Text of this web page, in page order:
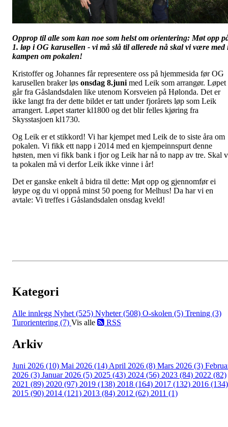
Opprop til alle som kan noe som helst om orientering: Møt opp
1. løp i OG karusellen - vi må slå til allerede nå skal vi være med
kampen om pokalen!
Kristoffer og Johannes får representere oss på hjemmesida før OG
karusellen braker løs onsdag 8.juni med Leik som arrangør. Løpet
går fra Gåslandsdalen like utenom Korsveien på Hølonda. Det er
ikke langt fra der dette bildet er tatt under fjorårets løp som Leik
arrangert. Løpet starter kl1800 og det blir felles kjøring fra
Skysstasjoen kl1730.
Og Leik er et stikkord! Vi har kjempet med Leik de to siste åra om
pokalen. Vi fikk ett napp i 2014 med en kjempeinnspurt denne
høsten, men vi fikk bank i fjor og Leik har nå to napp av tre. Skal
ta pokalen må vi derfor Leik ikke vinne i år!
Det er ganske enkelt å bidra til dette: Møt opp og gjennomfør ei
løype og du vi oppnå minst 50 poeng for Melhus! Da har vi en
avtale: Vi treffes i Gåslandsdalen onsdag kveld!
Kategori
Alle innlegg Nyhet (525) Nyheter (508) O-skolen (5) Trening (3)
Turorientering (7) Vis alle RSS
Arkiv
Juni 2026 (10) Mai 2026 (14) April 2026 (8) Mars 2026 (3)
2026 (3) Januar 2026 (5) 2025 (43) 2024 (56) 2023 (84) 2022 (82)
2021 (89) 2020 (97) 2019 (138) 2018 (164) 2017 (132) 2016 (134)
2015 (90) 2014 (121) 2013 (84) 2012 (62) 2011 (1)